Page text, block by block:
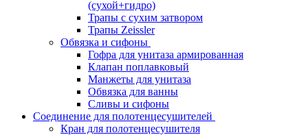
(сухой+гидро)
Трапы с сухим затвором
Трапы Zeissler
Обвязка и сифоны
Гофра для унитаза армированная
Клапан поплавковый
Манжеты для унитаза
Обвязка для ванны
Сливы и сифоны
Соединение для полотенцесушителей
Кран для полотенцесушителя